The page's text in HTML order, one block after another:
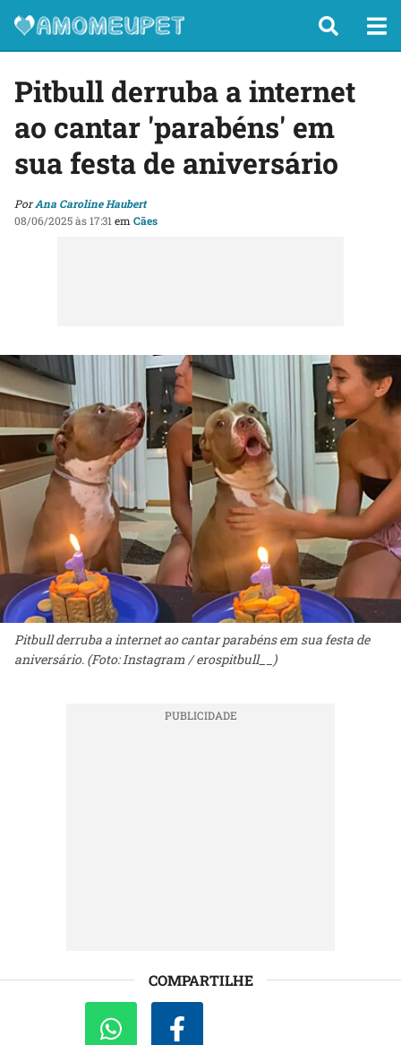
Pitbull derruba a internet
ao cantar 'parabéns' em
sua festa de aniversário
PorAna Caroline Haubert
08/06/2025 às 17:31 em Cães
Pitbull derruba a internet ao cantar parabéns em sua festa de
aniversário. (Foto: Instagram / erospitbull__)
COMPARTILHE